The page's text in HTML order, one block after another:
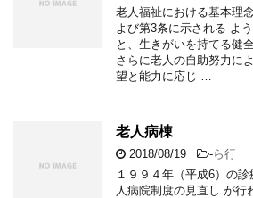
老人福祉における基本理
よび第3条に示される よ
と、生きがいを持てる健
さらに老人の自助努力に
望と能力に応じ …
老人病棟
2018/08/19 -ら行
１９９４年（平成6）の
人病院制度の見直し が行